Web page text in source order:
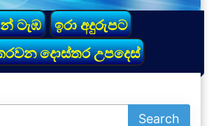
ටැඹ
ඉරා අදුරුපට
දොස්තර උපදෙස්